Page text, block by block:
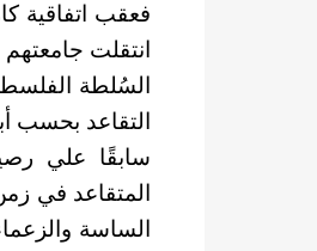
فعقب اتفاقية
انتقلت
السُلطة
التقاعد بحسب
المتقاعد في
الساسة